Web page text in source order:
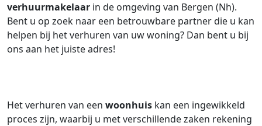
verhuurmakelaar in de omgeving van Bergen (Nh).
Bent u op zoek naar een betrouwbare partner die u kan
helpen bij het verhuren van uw woning? Dan bent u bij
ons aan het juiste adres!
Het verhuren van een woonhuis kan een ingewikkeld
proces zijn, waarbij u met verschillende zaken rekening